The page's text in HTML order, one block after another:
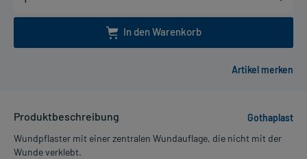
In den Warenkorb
Produktbeschreibung
Gothaplast
Wundpflaster mit einer zentralen Wundauflage, die nicht mit der
Wunde verklebt.